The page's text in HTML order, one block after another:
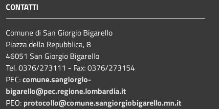
CONTATTI
Comune di San Giorgio Bigarello
Piazza della Repubblica, 8
46051 San Giorgio Bigarello
Tel. 0376/273111 - Fax: 0376/273154
PEC:comune.sangiorgio-
bigarello@pec.regione.lombardia.it
PEO: protocollo@comune.sangiorgiobigarello.mn.it